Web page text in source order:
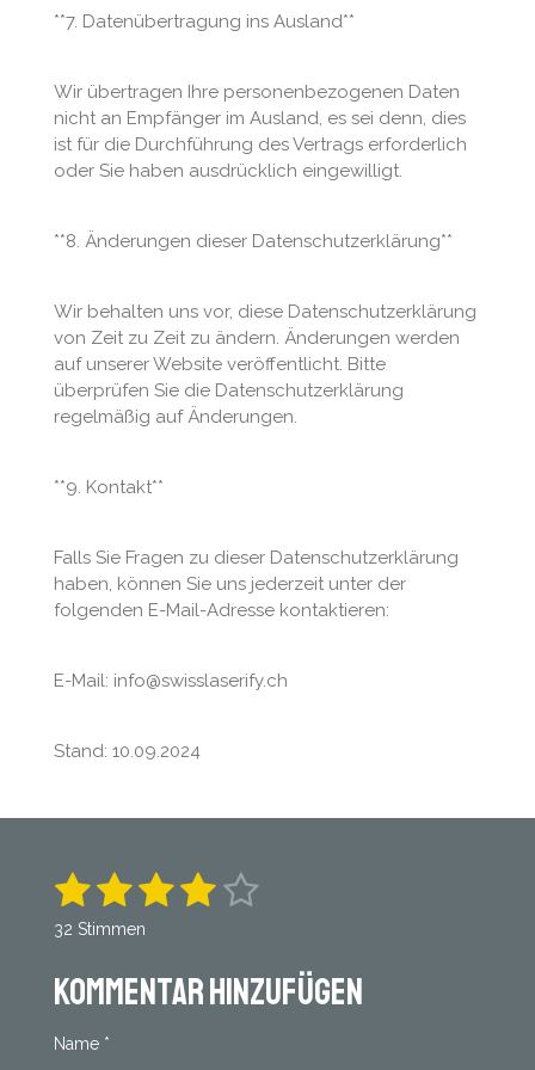
**7. Datenübertragung ins Ausland**
Wir übertragen Ihre personenbezogenen Daten
nicht an Empfänger im Ausland, es sei denn, dies
ist für die Durchführung des Vertrags erforderlich
oder Sie haben ausdrücklich eingewilligt.
**8. Änderungen dieser Datenschutzerklärung**
Wir behalten uns vor, diese Datenschutzerklärung
von Zeit zu Zeit zu ändern. Änderungen werden
auf unserer Website veröffentlicht. Bitte
überprüfen Sie die Datenschutzerklärung
regelmäßig auf Änderungen.
**9. Kontakt**
Falls Sie Fragen zu dieser Datenschutzerklärung
haben, können Sie uns jederzeit unter der
folgenden E-Mail-Adresse kontaktieren:
E-Mail: info@swisslaserify.ch
Stand: 10.09.2024
B
e
w
r
t
u
1
S
e
r
2
S
e
r
3
S
e
4
e
5
e
t
u
32 Stimmen
Kommentar hinzufügen
Name *